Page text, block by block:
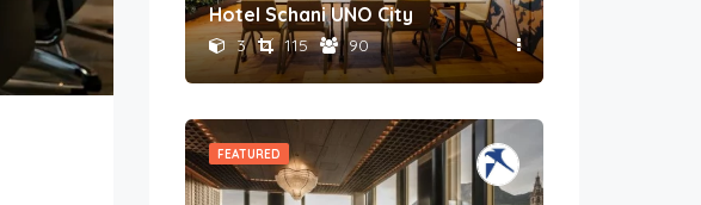
Hotel Schani UNO City
3 115 90
FEATURED